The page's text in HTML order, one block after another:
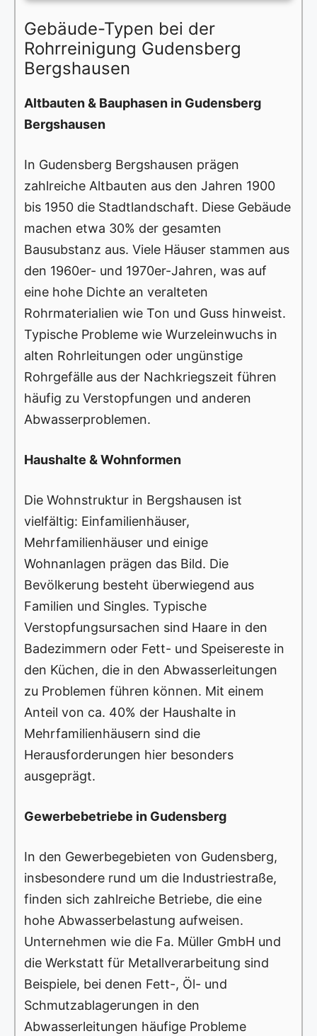
Gebäude-Typen bei der
Rohrreinigung Gudensberg
Bergshausen
Altbauten & Bauphasen in Gudensberg
Bergshausen
In Gudensberg Bergshausen prägen
zahlreiche Altbauten aus den Jahren 1900
bis 1950 die Stadtlandschaft. Diese Gebäude
machen etwa 30% der gesamten
Bausubstanz aus. Viele Häuser stammen aus
den 1960er- und 1970er-Jahren, was auf
eine hohe Dichte an veralteten
Rohrmaterialien wie Ton und Guss hinweist.
Typische Probleme wie Wurzeleinwuchs in
alten Rohrleitungen oder ungünstige
Rohrgefälle aus der Nachkriegszeit führen
häufig zu Verstopfungen und anderen
Abwasserproblemen.
Haushalte & Wohnformen
Die Wohnstruktur in Bergshausen ist
vielfältig: Einfamilienhäuser,
Mehrfamilienhäuser und einige
Wohnanlagen prägen das Bild. Die
Bevölkerung besteht überwiegend aus
Familien und Singles. Typische
Verstopfungsursachen sind Haare in den
Badezimmern oder Fett- und Speisereste in
den Küchen, die in den Abwasserleitungen
zu Problemen führen können. Mit einem
Anteil von ca. 40% der Haushalte in
Mehrfamilienhäusern sind die
Herausforderungen hier besonders
ausgeprägt.
Gewerbebetriebe in Gudensberg
In den Gewerbegebieten von Gudensberg,
insbesondere rund um die Industriestraße,
finden sich zahlreiche Betriebe, die eine
hohe Abwasserbelastung aufweisen.
Unternehmen wie die Fa. Müller GmbH und
die Werkstatt für Metallverarbeitung sind
Beispiele, bei denen Fett-, Öl- und
Schmutzablagerungen in den
Abwasserleitungen häufige Probleme